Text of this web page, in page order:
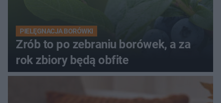
PIELĘGNACJA BORÓWKI
Zrób to po zebraniu borówek, a za
rok zbiory będą obfite